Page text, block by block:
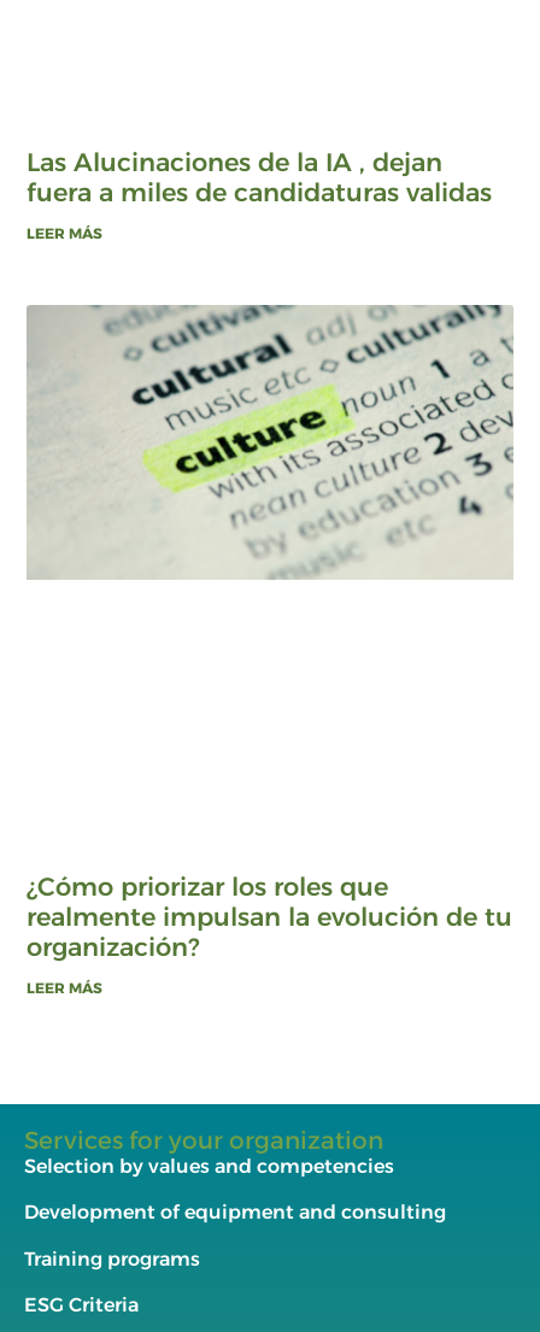
Las Alucinaciones de la IA , dejan
fuera a miles de candidaturas validas
LEER MÁS
¿Cómo priorizar los roles que
realmente impulsan la evolución de tu
organización?
LEER MÁS
Services for your organization
Selection by values and competencies
Development of equipment and consulting
Training programs
ESG Criteria